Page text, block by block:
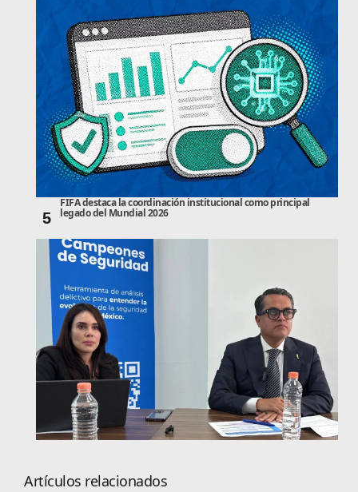
5
FIFA destaca la coordinación institucional como principal
legado del Mundial 2026
Artículos relacionados